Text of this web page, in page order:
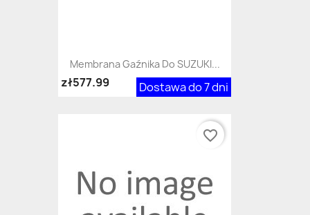
Membrana Gaźnika Do SUZUKI...
Dostawa do 7 dni
zł577.99
favorite_border